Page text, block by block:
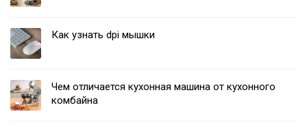
Как узнать dpi мышки
Чем отличается кухонная машина от кухонного
комбайна